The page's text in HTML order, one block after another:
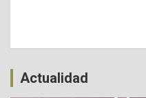
Actualidad